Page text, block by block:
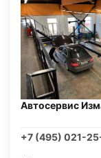
Автосервис
+7 (495) 021-